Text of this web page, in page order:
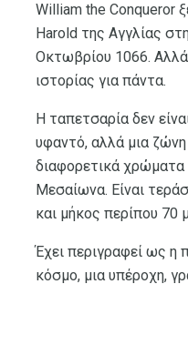
William the Conqueror
Harold της Αγγλίας
Οκτωβρίου 1066.
ιστορίας για πάντα.
Η ταπετσαρία δεν
υφαντό, αλλά μια
διαφορετικά χρώματα
Μεσαίωνα. Είναι
και μήκος περίπου 70
Έχει περιγραφεί ως η
κόσμο, μια υπέροχη,